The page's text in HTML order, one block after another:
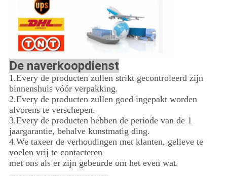
De naverkoopdienst
1.Every de producten zullen strikt gecontroleerd zijn
binnenshuis vóór verpakking.
2.Every de producten zullen goed ingepakt worden
alvorens te verschepen.
3.Every de producten hebben de periode van de 1
jaargarantie, behalve kunstmatig ding.
4.We taxeer de verhoudingen met klanten, gelieve te
voelen vrij te contacteren
met ons als er zijn gebeurde om het even wat.